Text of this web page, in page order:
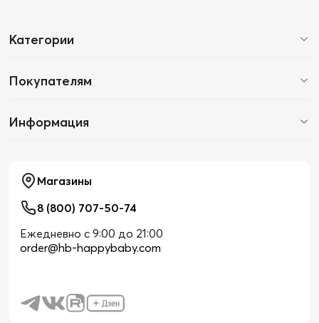
Категории
Покупателям
Информация
Магазины
8 (800) 707-50-74
Ежедневно с 9:00 до 21:00
order@hb-happybaby.com